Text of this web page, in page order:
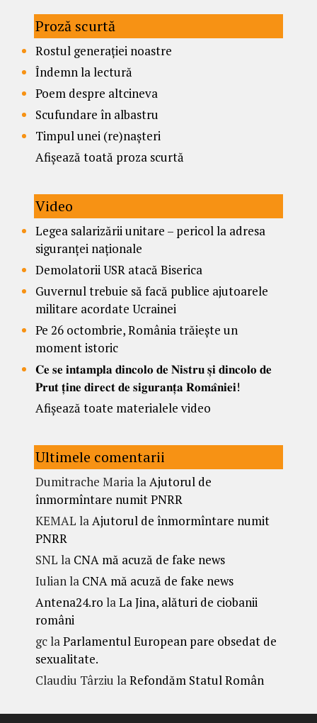
Proză scurtă
Rostul generației noastre
Îndemn la lectură
Poem despre altcineva
Scufundare în albastru
Timpul unei (re)nașteri
Afișează toată proza scurtă
Video
Legea salarizării unitare – pericol la adresa
siguranței naționale
Demolatorii USR atacă Biserica
Guvernul trebuie să facă publice ajutoarele
militare acordate Ucrainei
Pe 26 octombrie, România trăiește un
moment istoric
𝐂𝐞 𝐬𝐞 𝐢𝐧𝐭𝐚𝐦𝐩𝐥𝐚 𝐝𝐢𝐧𝐜𝐨𝐥𝐨 𝐝𝐞 𝐍𝐢𝐬𝐭𝐫𝐮 𝐬̦𝐢 𝐝𝐢𝐧𝐜𝐨𝐥𝐨 𝐝𝐞
𝐏𝐫𝐮𝐭 𝐭̦𝐢𝐧𝐞 𝐝𝐢𝐫𝐞𝐜𝐭 𝐝𝐞 𝐬𝐢𝐠𝐮𝐫𝐚𝐧𝐭̦𝐚 𝐑𝐨𝐦𝐚̂𝐧𝐢𝐞𝐢!
Afișează toate materialele video
Ultimele comentarii
Dumitrache MarialaAjutorul de
înmormîntare numit PNRR
KEMAL laAjutorul de înmormîntare numit
PNRR
SNL la CNA mă acuză de fake news
Iulianla CNA mă acuză de fake news
Antena24.ro laLa Jina, alături de ciobanii
români
gclaParlamentul European pare obsedat de
sexualitate.
Claudiu Târziu laRefondăm Statul Român